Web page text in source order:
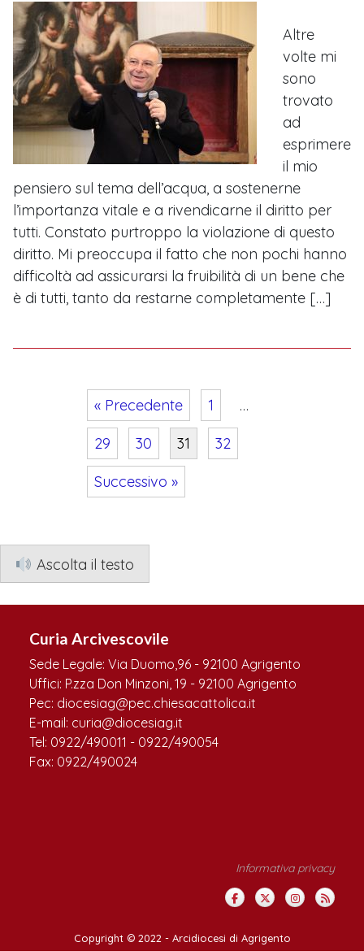
Altre
volte mi
sono
trovato
ad
esprimere
il mio
pensiero sul tema dell’acqua, a sostenerne
l’importanza vitale e a rivendicarne il diritto per
tutti. Constato purtroppo la violazione di questo
diritto. Mi preoccupa il fatto che non pochi hanno
difficoltà ad assicurarsi la fruibilità di un bene che
è di tutti, tanto da restarne completamente […]
« Precedente 1 …
29 30 31 32
Successivo »
articoli
Ascolta il testo
Curia Arcivescovile
Sede Legale: Via Duomo,96 - 92100 Agrigento
Uffici: P.zza Don Minzoni, 19 - 92100 Agrigento
Pec: diocesiag@pec.chiesacattolica.it
E-mail: curia@diocesiag.it
Tel: 0922/490011 - 0922/490054
Fax: 0922/490024
Informativa privacy
Copyright © 2022 - Arcidiocesi di Agrigento